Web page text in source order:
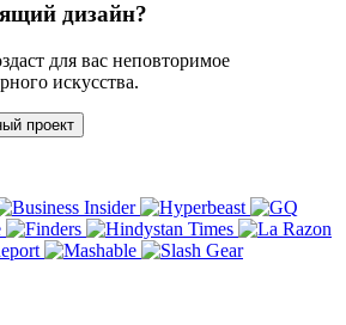
дизайн?
для вас неповторимое
искусства.
проект